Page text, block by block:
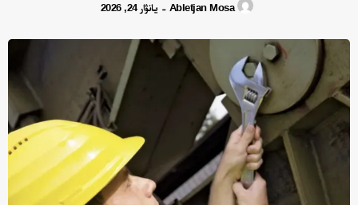
Abletjan Mosa
- يانۋار 24, 2026